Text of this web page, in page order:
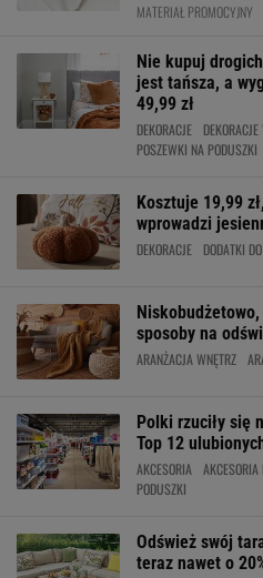
MATERIAŁ PROMOCYJNY
Nie kupuj
jest tańsza, a
49,99 zł
DEKORACJE
POSZEWKI NA PODUSZKI
Kosztuje 19,99
wprowadzi
DEKORACJE DODATKI
sposoby na
ARANŻACJA WNĘTRZ
Polki rzuciły się
Top 12
AKCESORIA AKCESORIA
PODUSZKI
Odśwież swój
teraz nawet o